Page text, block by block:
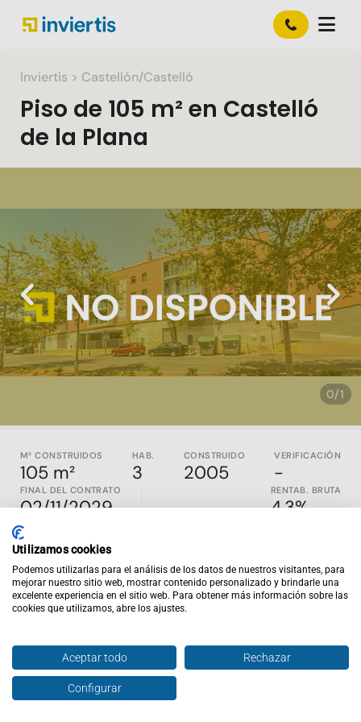
Inviertis > Castellón/Castelló
Piso de 105 m² en Castelló
de la Plana
0/1
Previous Next
M² CONSTRUIDOS
105 m²
HAB.
3
CONSTRUIDO
2005
VERIFICACIÓN
-
FINAL DEL CONTRATO
02/11/2029
RENTAB. BRUTA
4.3%
SOLO INVERSORES - INMUEBLE ALQUILADO
Propiedad con inquilinos construida en el 2005 en Castello de
la plana, Castellón. Es un piso en la segunda planta que
cuenta con 91,30m2 útiles, distribuidos en 3 habitaciones
Inviertis es la web de inversión inmobiliaria nº1 en España.
Eninviertispro.compuedes ver y comparar inmuebles en
Utilizamos cookies
Podemos utilizarlas para el análisis de los datos de nuestros visitantes, para
mejorar nuestro sitio web, mostrar contenido personalizado y brindarle una
excelente experiencia en el sitio web. Para obtener más información sobre las
cookies que utilizamos, abre los ajustes.
Aceptar todo Rechazar
Configurar